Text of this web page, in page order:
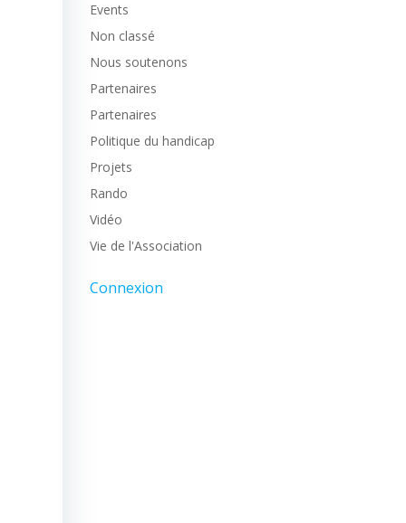
Events
Non classé
Nous soutenons
Partenaires
Partenaires
Politique du handicap
Projets
Rando
Vidéo
Vie de l'Association
Connexion